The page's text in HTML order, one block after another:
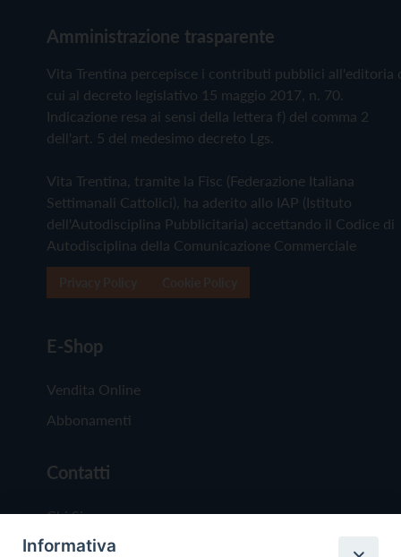
Amministrazione trasparente
Vita Trentina percepisce i contributi pubblici all'editoria
cui al decreto legislativo 15 maggio 2017, n. 70.
Indicazione resa ai sensi della lettera f) del comma 2
dell'art. 5 del medesimo decreto Lgs.
Vita Trentina, tramite la Fisc (Federazione Italiana
Settimanali Cattolici), ha aderito allo IAP (Istituto
dell'Autodisciplina Pubblicitaria) accettando il Codice di
Autodisciplina della Comunicazione Commerciale
E-Shop
Vendita Online
Abbonamenti
Contatti
Chi Siamo
Redazione
Informativa